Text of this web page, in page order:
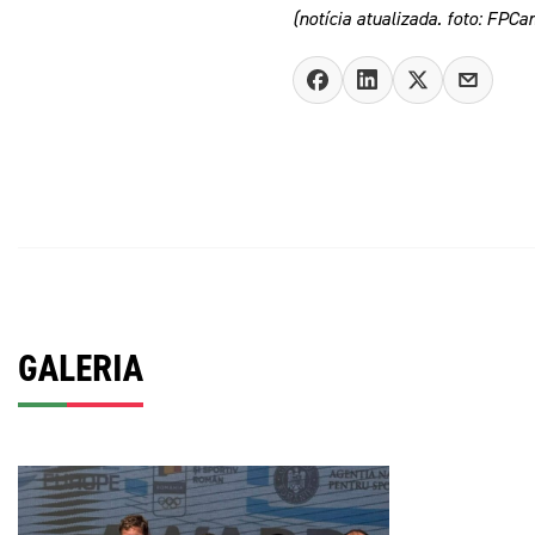
(notícia atualizada. foto:
GALERIA